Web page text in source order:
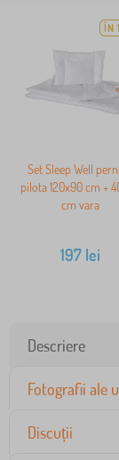
ÎN
Set Sleep Well
pilota 120x90 cm +
cm vara
197lei
Descriere
Fotografii ale
Discuții